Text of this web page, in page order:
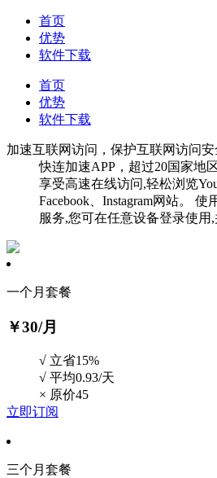
首页
优势
软件下载
首页
优势
软件下载
加速互联网访问，保护互联网访问安
快连加速APP，超过20国家地
享受高速在线访问,轻松浏览
Facebook、Instagram网站。
服务,您可在任意设备登录使用,
一个月套餐
￥30/月
√ 立省15%
√ 平均0.93/天
× 原价45
立即订阅
三个月套餐